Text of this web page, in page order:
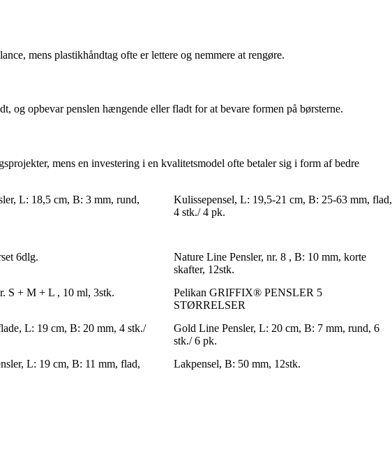
mens plastikhåndtag ofte er lettere og nemmere at rengøre.
og opbevar penslen hængende eller fladt for at bevare formen på børsterne.
mens en investering i en kvalitetsmodel ofte betaler sig i form af bedre
L: 18,5 cm, B: 3 mm, rund,
Kulissepensel, L: 19,5-21 cm, B: 25-63 mm, flad,
4 stk./ 4 pk.
6dlg.
Nature Line Pensler, nr. 8 , B: 10 mm, korte
skafter, 12stk.
S + M + L , 10 ml, 3stk.
Pelikan GRIFFIX® PENSLER 5
STØRRELSER
L: 19 cm, B: 20 mm, 4 stk./
Gold Line Pensler, L: 20 cm, B: 7 mm, rund, 6
stk./ 6 pk.
L: 19 cm, B: 11 mm, flad,
Lakpensel, B: 50 mm, 12stk.